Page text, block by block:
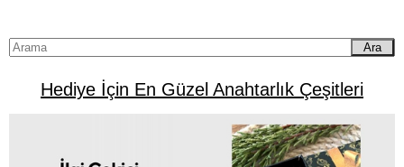
Ara
Hediye İçin En Güzel Anahtarlık Çeşitleri